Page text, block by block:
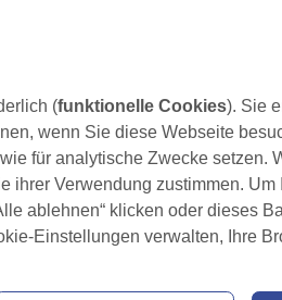
(funktionelle Cookies). Sie
wenn Sie diese Webseite
für analytische Zwecke setzen.
Verwendung zustimmen. Um
ablehnen“ klicken oder dieses
Einstellungen verwalten, Ihre